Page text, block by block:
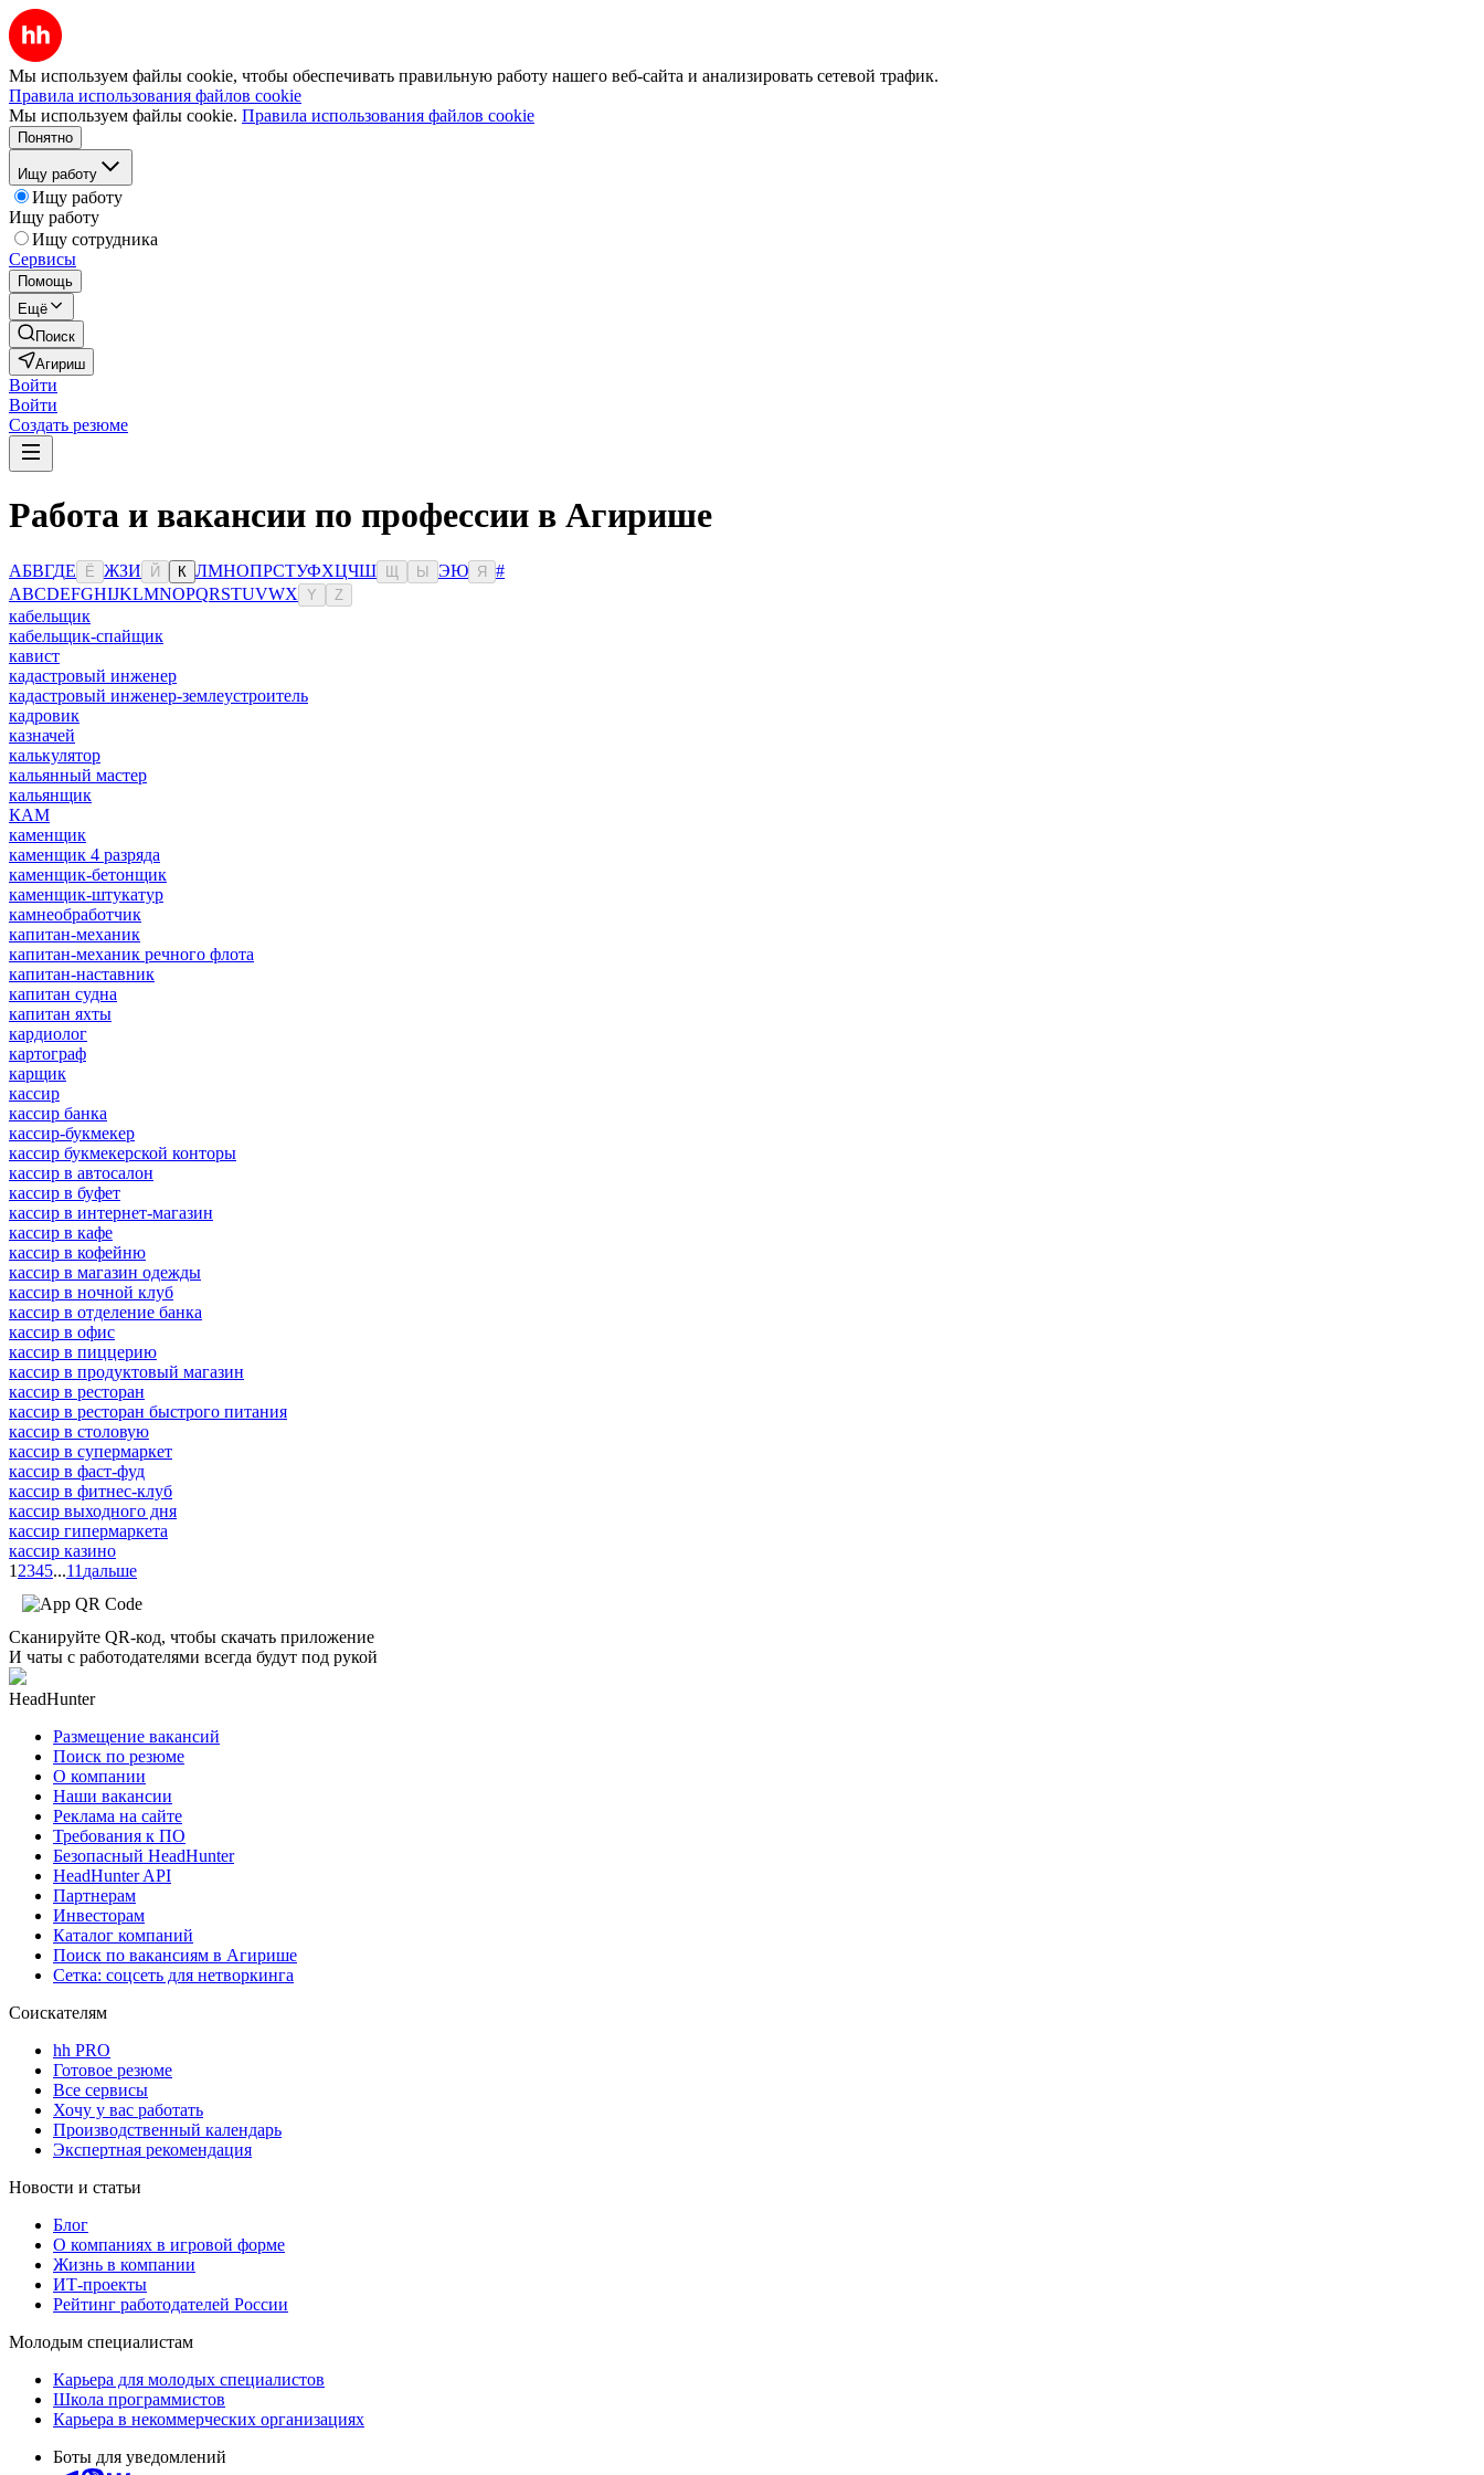
Мы используем файлы cookie, чтобы обеспечивать правильную работу нашего веб-сайта и анализировать сетевой трафик.
Правила использования файлов cookie
Мы используем файлы cookie. Правила использования файлов cookie
Понятно
Ищу работу
Ищу работу
Ищу работу
Ищу сотрудника
Сервисы
Помощь
Ещё
Поиск
Агириш
Войти
Войти
Создать резюме
Работа и вакансии по профессии в Агирише
АБВГДЕ Ё ЖЗИ Й К ЛМНОПРСТУФХЦЧШ Ы ЭЮ Я
#
ABCDEFGHIJKLMNOPQRSTUVWX Y Z
кабельщик
кабельщик-спайщик
кавист
кадастровый инженер
кадастровый инженер-землеустроитель
кадровик
казначей
калькулятор
кальянный мастер
кальянщик
КАМ
каменщик
каменщик 4 разряда
каменщик-бетонщик
каменщик-штукатур
камнеобработчик
капитан-механик
капитан-механик речного флота
капитан-наставник
капитан судна
капитан яхты
кардиолог
картограф
карщик
кассир
кассир банка
кассир-букмекер
кассир букмекерской конторы
кассир в автосалон
кассир в буфет
кассир в интернет-магазин
кассир в кафе
кассир в кофейню
кассир в магазин одежды
кассир в ночной клуб
кассир в отделение банка
кассир в офис
кассир в пиццерию
кассир в продуктовый магазин
кассир в ресторан
кассир в ресторан быстрого питания
кассир в столовую
кассир в супермаркет
кассир в фаст-фуд
кассир в фитнес-клуб
кассир выходного дня
кассир гипермаркета
кассир казино
1 2345...11 дальше
Сканируйте QR-код, чтобы скачать приложение
И чаты с работодателями всегда будут под рукой
HeadHunter
Размещение вакансий
Поиск по резюме
О компании
Наши вакансии
Реклама на сайте
Требования к ПО
Безопасный HeadHunter
HeadHunter API
Партнерам
Инвесторам
Каталог компаний
Поиск по вакансиям в Агирише
Сетка: соцсеть для нетворкинга
Соискателям
hh PRO
Готовое резюме
Все сервисы
Хочу у вас работать
Производственный календарь
Экспертная рекомендация
Новости и статьи
Блог
О компаниях в игровой форме
Жизнь в компании
ИТ-проекты
Рейтинг работодателей России
Молодым специалистам
Карьера для молодых специалистов
Школа программистов
Карьера в некоммерческих организациях
Боты для уведомлений